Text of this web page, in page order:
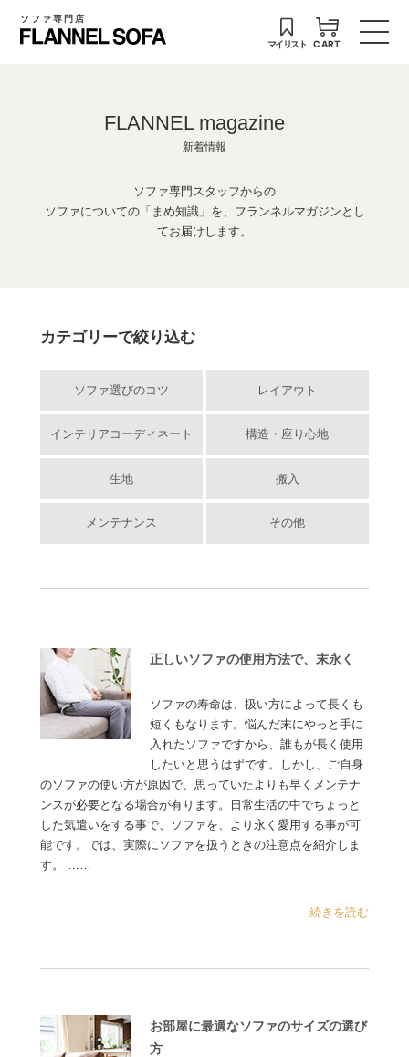
ソファ専門店
マイリスト CART
FLANNEL magazine
新着情報
ソファ専門スタッフからの
ソファについての「まめ知識」を、フランネルマガジンとし
てお届けします。
カテゴリーで絞り込む
ソファ選びのコツ レイアウト
インテリアコーディネート 構造・座り心地
生地 搬入
メンテナンス その他
正しいソファの使用方法で、末永く
ソファの寿命は、扱い方によって長くも
短くもなります。悩んだ末にやっと手に
入れたソファですから、誰もが長く使用
したいと思うはずです。しかし、ご自身
のソファの使い方が原因で、思っていたよりも早くメンテナ
ンスが必要となる場合が有ります。日常生活の中でちょっと
した気遣いをする事で、ソファを、より永く愛用する事が可
能です。では、実際にソファを扱うときの注意点を紹介しま
す。 ……
...続きを読む
お部屋に最適なソファのサイズの選び
方